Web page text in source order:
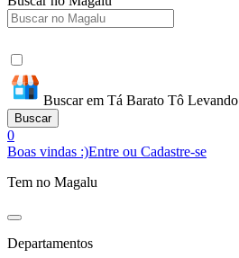
Buscar em Tá Barato Tô Levando
Buscar
0
Boas vindas :)Entre ou Cadastre-se
Tem no Magalu
Departamentos